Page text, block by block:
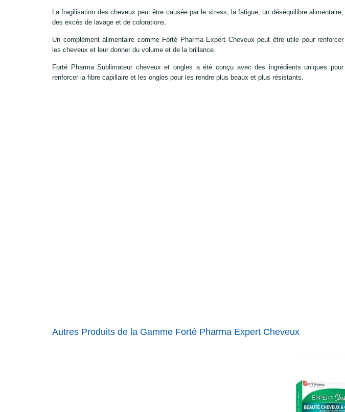
La fragilisation des cheveux peut être causée par le stress, la fatigue, un déséquilibre alimentaire,
des excès de lavage et de colorations.
Un complément alimentaire comme Forté Pharma Expert Cheveux peut être utile pour renforcer
les cheveux et leur donner du volume et de la brillance.
Forté Pharma Sublimateur cheveux et ongles a été conçu avec des ingrédients uniques pour
renforcer la fibre capillaire et les ongles pour les rendre plus beaux et plus résistants.
Autres Produits de la Gamme Forté Pharma Expert Cheveux